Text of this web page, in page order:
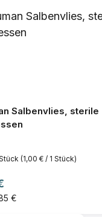
Salbenvlies, sterile
(1,00 € / 1 Stück)
Preis:
€